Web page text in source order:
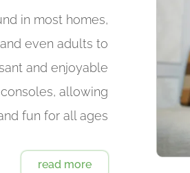
in most homes,
even adults to
and enjoyable
allowing
fun for all ages
read more